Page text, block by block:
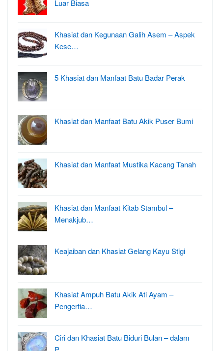
Luar Biasa
Khasiat dan Kegunaan Galih Asem – Aspek
Kese…
5 Khasiat dan Manfaat Batu Badar Perak
Khasiat dan Manfaat Batu Akik Puser Bumi
Khasiat dan Manfaat Mustika Kacang Tanah
Khasiat dan Manfaat Kitab Stambul –
Menakjub…
Keajaiban dan Khasiat Gelang Kayu Stigi
Khasiat Ampuh Batu Akik Ati Ayam –
Pengertia…
Ciri dan Khasiat Batu Biduri Bulan – dalam